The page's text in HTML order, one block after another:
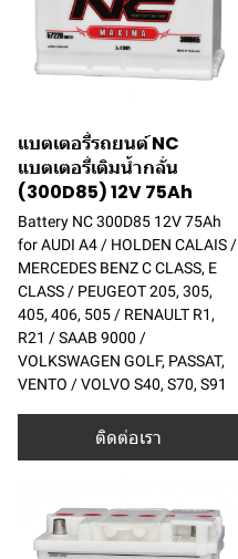
แบตเตอรี่รถยนต์ NC
แบตเตอรี่เติมน้ำกลั่น
(300D85) 12V 75Ah
Battery NC 300D85 12V 75Ah
for AUDI A4 / HOLDEN CALAIS /
MERCEDES BENZ C CLASS, E
CLASS / PEUGEOT 205, 305,
405, 406, 505 / RENAULT R1,
R21 / SAAB 9000 /
VOLKSWAGEN GOLF, PASSAT,
VENTO / VOLVO S40, S70, S91
ติดต่อเรา